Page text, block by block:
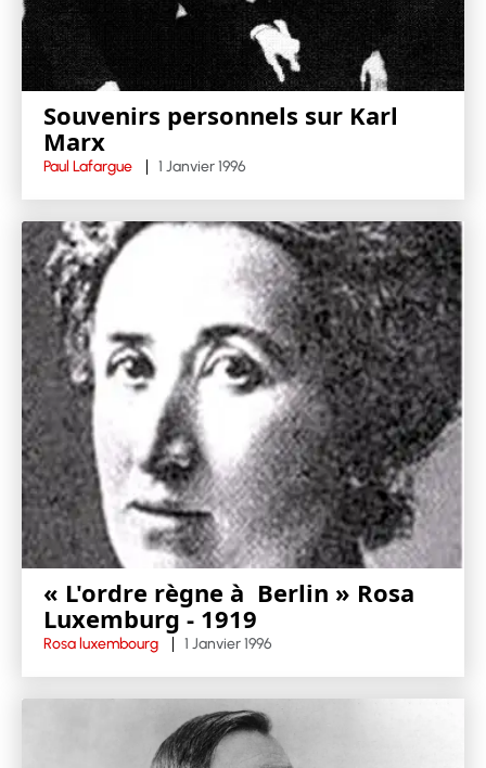
Souvenirs personnels sur Karl
Marx
Paul Lafargue 1 Janvier 1996
« L'ordre règne à Berlin » Rosa
Luxemburg - 1919
Rosa luxembourg 1 Janvier 1996